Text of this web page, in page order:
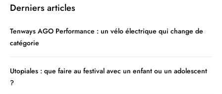
Derniers articles
Tenways AGO Performance : un vélo électrique qui change de
catégorie
Utopiales : que faire au festival avec un enfant ou un adolescent
?